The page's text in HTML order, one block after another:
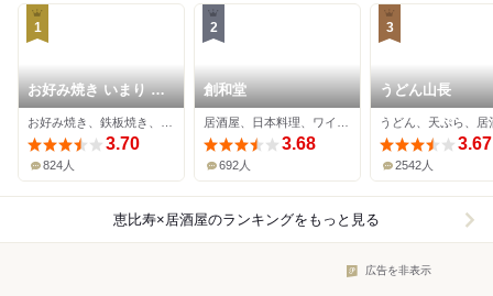
1
お好み焼き いまり 恵
比寿
3.70
824人
2
創和堂
3.68
692人
3
うどん山長
うどん、天ぷら、居
3.67
2542人
恵比寿×居酒屋のランキングをもっと見る
広告を非表示